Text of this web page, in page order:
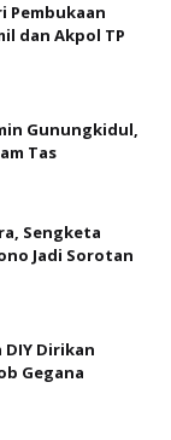
Pembukaan
dan Akpol TP
Gunungkidul,
Tas
Sengketa
Jadi Sorotan
DIY Dirikan
Gegana